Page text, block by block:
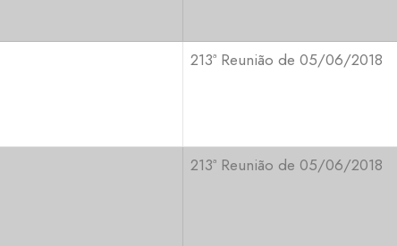
213ª Reunião de 05/06/2018
213ª Reunião de 05/06/2018